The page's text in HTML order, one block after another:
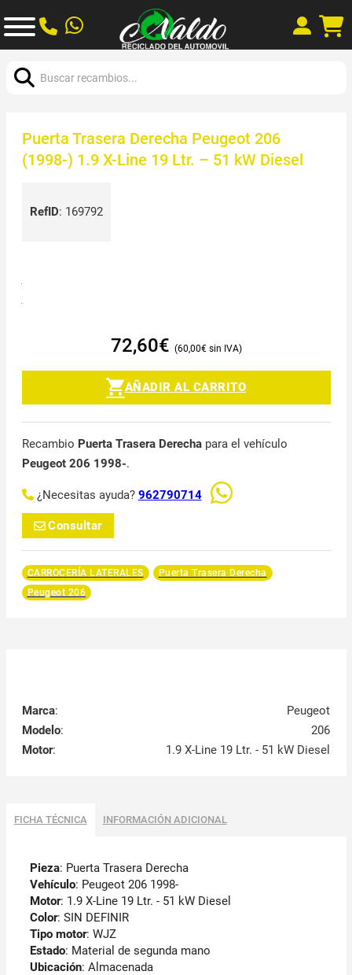
Puerta Trasera Derecha Peugeot 206
(1998-) 1.9 X-Line 19 Ltr. – 51 kW Diesel
RefID: 169792
72,60€ 60,00€
AÑADIR AL CARRITO
Recambio Puerta Trasera Derechapara el vehículo
Peugeot 206 1998-.
¿Necesitas ayuda? 962790714
Consultar
CARROCERÍA LATERALES
Puerta Trasera Derecha
Peugeot 206
Marca:
Peugeot
Modelo:
206
Motor: 1.9 X-Line 19 Ltr. - 51 kW Diesel
FICHA TÉCNICA INFORMACIÓN ADICIONAL
Pieza: Puerta Trasera Derecha
Vehículo: Peugeot 206 1998-
Motor: 1.9 X-Line 19 Ltr. - 51 kW Diesel
Color: SIN DEFINIR
Tipo motor: WJZ
Estado: Material de segunda mano
Ubicación: Almacenada